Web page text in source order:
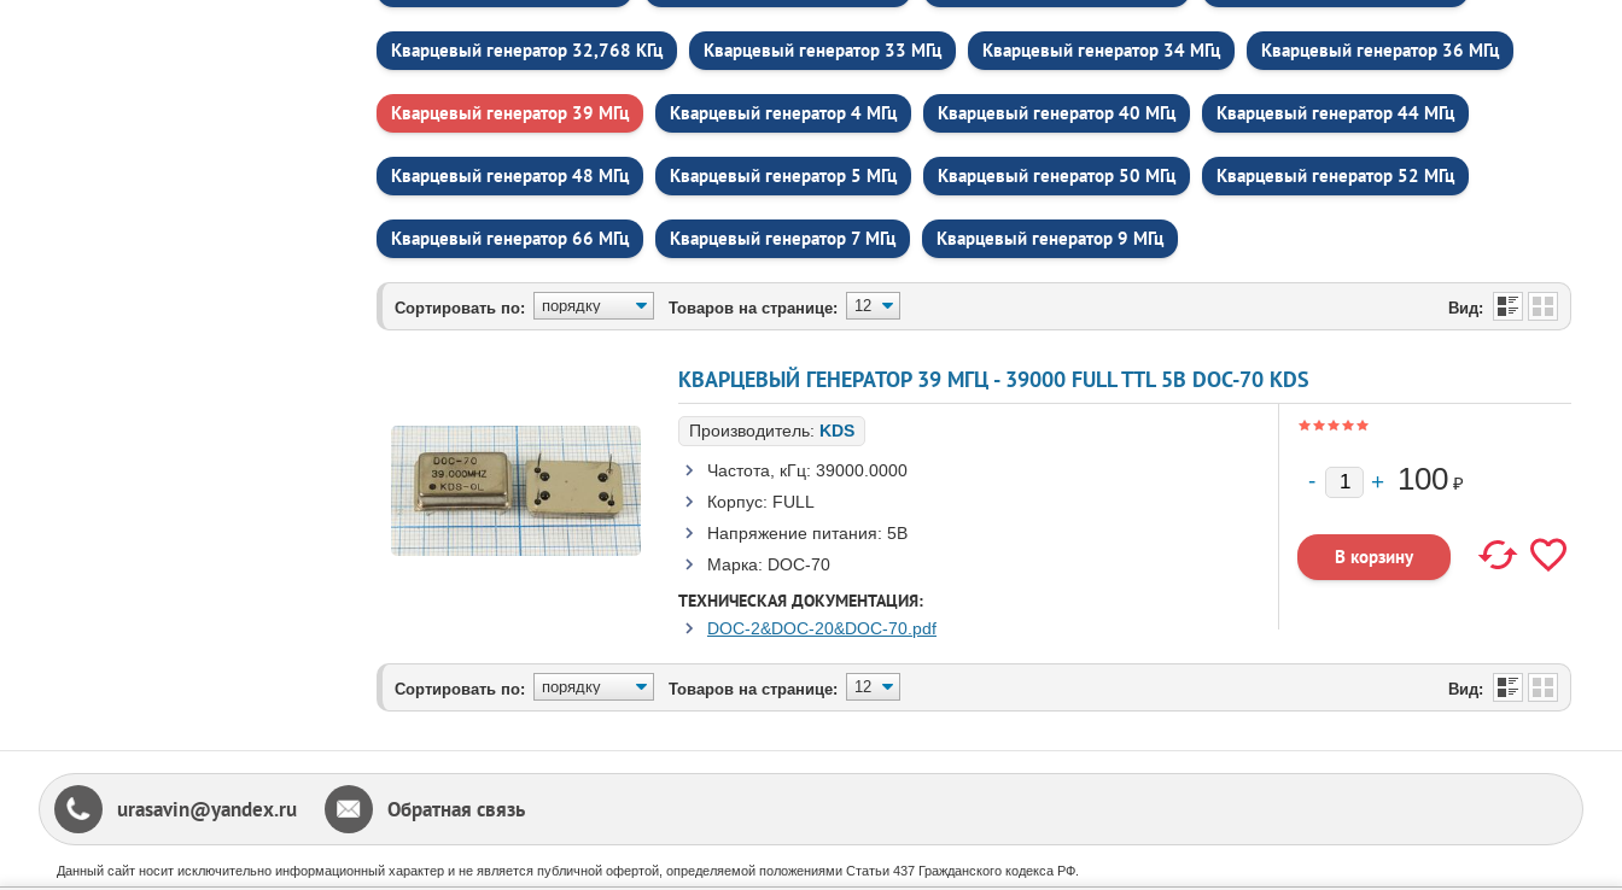
Кварцевый генератор 32,768 КГц Кварцевый генератор 33 МГц Кварцевый генератор 34 МГц Кварцевый генератор 36 МГц
Кварцевый генератор 39 МГц Кварцевый генератор 4 МГц Кварцевый генератор 40 МГц Кварцевый генератор 44 МГц
Кварцевый генератор 48 МГц Кварцевый генератор 5 МГц Кварцевый генератор 50 МГц Кварцевый генератор 52 МГц
Кварцевый генератор 66 МГц Кварцевый генератор 7 МГц Кварцевый генератор 9 МГц
Сортировать по: Товаров на странице: Вид:
КВАРЦЕВЫЙ ГЕНЕРАТОР 39 МГЦ - 39000 FULL TTL 5В DOC-70 KDS
Производитель: KDS
Частота, кГц: 39000.0000
Корпус: FULL
Напряжение питания: 5В
Марка: DOC-70
ТЕХНИЧЕСКАЯ ДОКУМЕНТАЦИЯ:
DOC-2&DOC-20&DOC-70.pdf
100 ₽
Сортировать по: Товаров на странице: Вид:
urasavin@yandex.ru Обратная связь
Данный сайт носит исключительно информационный характер и не является публичной офертой, определяемой положениями Статьи 437 Гражданского кодекса РФ.